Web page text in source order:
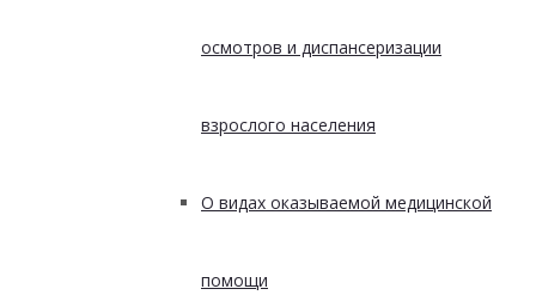
осмотров и диспансеризации
взрослого населения
О видах оказываемой медицинской
помощи